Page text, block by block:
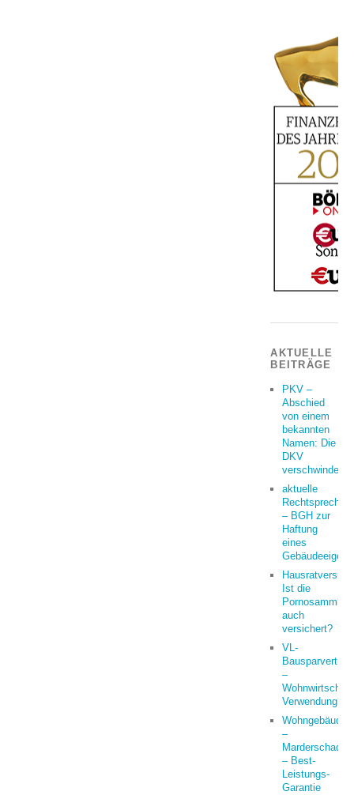
AKTUELLE
BEITRÄGE
PKV –
Abschied
von einem
bekannten
Namen: Die
DKV
verschwindet
aktuelle
– BGH zur
Haftung
eines
Ist die
auch
versichert?
VL-
Bausparvertrag
–
Verwendung?
Wohngebäude
–
Marderschaden
– Best-
Leistungs-
Garantie